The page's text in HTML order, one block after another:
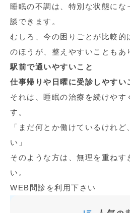
睡眠の不調は、特別な状態にな
談できます。
むしろ、今の困りごとが比較的
のほうが、整えやすいこともあ
駅前で通いやすいこと
仕事帰りや日曜に受診しやすい
それは、睡眠の治療を続けやす
す。
「まだ何とか働けているけれ
い」
そのような方は、無理を重ねす
い。
WEB問診を利用下さい